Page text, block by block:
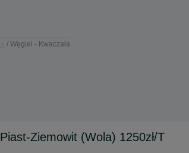
Węgiel - Kwaczała
Ziemowit (Wola) 1250zł/T